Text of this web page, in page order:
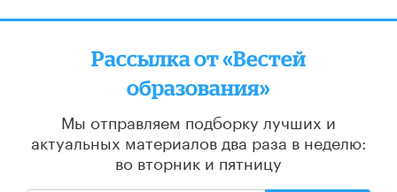
Рассылка от «Вестей
образования»
Мы отправляем подборку лучших и
актуальных материалов два раза в неделю:
во вторник и пятницу